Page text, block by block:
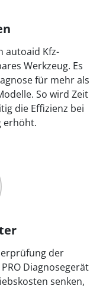
autoaid Kfz-
Werkzeug. Es
für mehr als
So wird Zeit
die Effizienz bei
erhöht.
der
Diagnosegerät
senken,